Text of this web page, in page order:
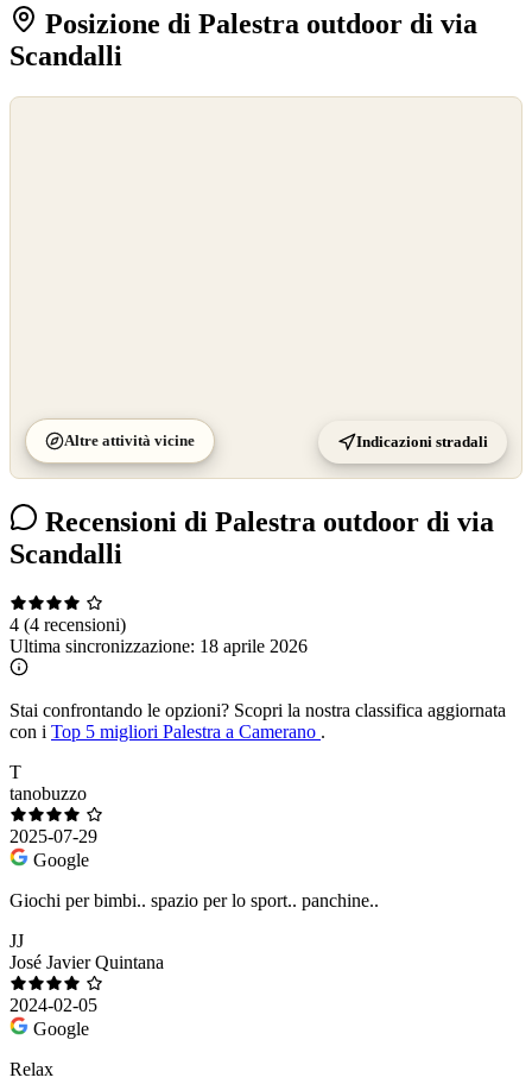
Posizione di Palestra outdoor di via
Scandalli
Altre attività vicine Indicazioni stradali
Recensioni di Palestra outdoor di via
Scandalli
4 (4 recensioni)
Ultima sincronizzazione: 18 aprile 2026
Stai confrontando le opzioni? Scopri la nostra classifica aggiornata
con i Top 5 migliori Palestra a Camerano .
T
tanobuzzo
2025-07-29
Google
Giochi per bimbi.. spazio per lo sport.. panchine..
JJ
José Javier Quintana
2024-02-05
Google
Relax